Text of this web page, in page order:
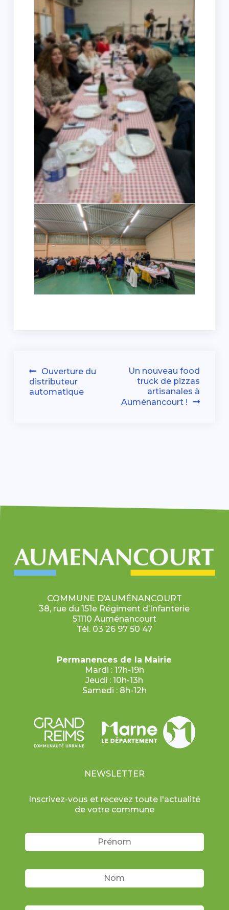
Navigation
de
Ouverture du
distributeur
automatique
Un nouveau food
truck de pizzas
artisanales à
Auménancourt !
COMMUNE D’AUMÉNANCOURT
38, rue du 151e Régiment d’Infanterie
51110 Auménancourt
Tél. 03 26 97 50 47
Permanences de la Mairie
Mardi : 17h-19h
Jeudi : 10h-13h
Samedi : 8h-12h
NEWSLETTER
Inscrivez-vous et recevez toute l'actualité
de votre commune